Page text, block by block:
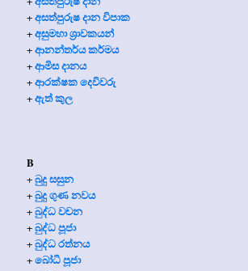
+අසත්පුරුෂ දාන විපාක
+අසුමහා ශ්‍රාවකයන්
+ආනන්තර්ය කර්මය
+ආමිස දානය
+ආරක්ෂක දෙවිවරු
+ඇත් කුල
B
+බුදු සසුන
+බුදු ගුණ නවය
+බුද්ධ වචන
+බුද්ධ පූජා
+බුද්ධ රත්නය
+බෝධි පූජා